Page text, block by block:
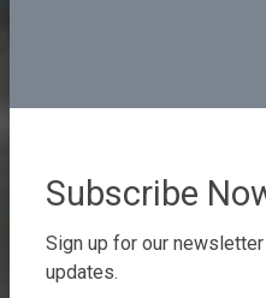
Subscribe
Sign up for our
updates.